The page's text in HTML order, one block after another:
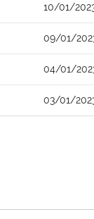
10/01/
09/01/
04/01/
03/01/